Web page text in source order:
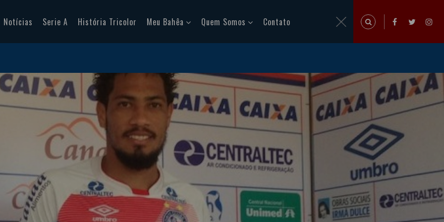
Notícias Serie A História Tricolor Meu Bahêa Quem Somos Contato